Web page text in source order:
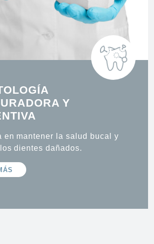
Y
en mantener la salud bucal y
dientes dañados.